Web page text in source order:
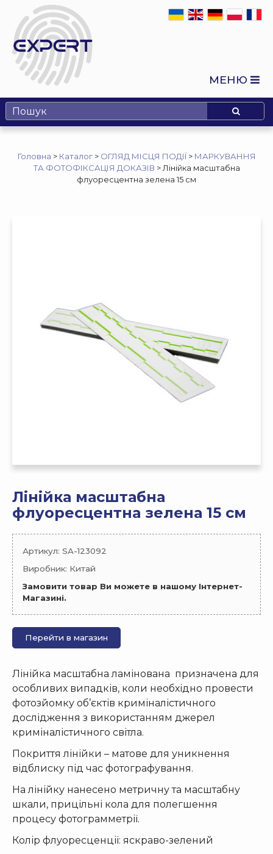
МЕНЮ
Головна > Каталог> ОГЛЯД МІСЦЯ ПОДІЇ> МАРКУВАННЯ
ТА ФОТОФІКСАЦІЯ ДОКАЗІВ > Лінійка масштабна
флуоресцентна зелена 15 см
Лінійка масштабна
флуоресцентна зелена 15 см
Артикул: SA-123092
Виробник: Китай
Замовити товар Ви можете в нашому Інтернет-
Магазині.
Перейти в магазин
Лінійка масштабна ламінована призначена для
особливих випадків, коли необхідно провести
фотозйомку об’єктів криміналістичного
дослідження з використанням джерел
криміналістичного світла.
Покриття лінійки – матове для уникнення
відблиску під час фотографування.
На лінійку нанесено метричну та масштабну
шкали, прицільні кола для полегшення
процесу фотограмметрії.
Колір флуоресценції: яскраво-зелений